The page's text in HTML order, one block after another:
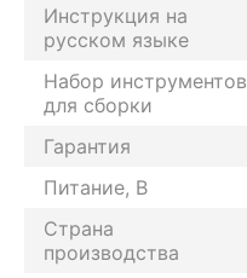
Инструкция на
русском языке
Набор инструментов
для сборки
Гарантия
Питание, В
Страна
производства